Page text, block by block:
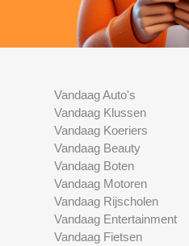
Vandaag Auto's
Vandaag Klussen
Vandaag Koeriers
Vandaag Beauty
Vandaag Boten
Vandaag Motoren
Vandaag Rijscholen
Vandaag Entertainment
Vandaag Fietsen